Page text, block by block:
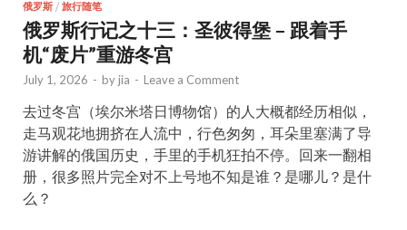
俄罗斯 / 旅行随笔
俄罗斯行记之十三：圣彼得堡 – 跟着手
机“废片”重游冬宫
July 1, 2026 - by jia - Leave a Comment
去过冬宫（埃尔米塔日博物馆）的人大概都经历相似，
走马观花地拥挤在人流中，行色匆匆，耳朵里塞满了导
游讲解的俄国历史，手里的手机狂拍不停。回来一翻相
册，很多照片完全对不上号地不知是谁？是哪儿？是什
么？